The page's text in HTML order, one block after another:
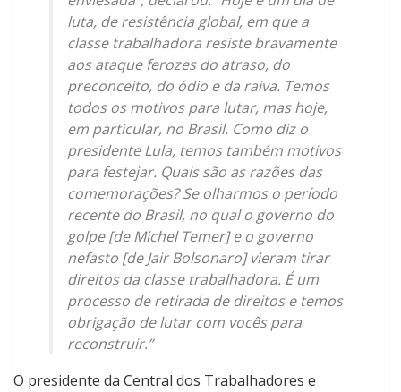
luta, de resistência global, em que a
classe trabalhadora resiste bravamente
aos ataque ferozes do atraso, do
preconceito, do ódio e da raiva. Temos
todos os motivos para lutar, mas hoje,
em particular, no Brasil. Como diz o
presidente Lula, temos também motivos
para festejar. Quais são as razões das
comemorações? Se olharmos o período
recente do Brasil, no qual o governo do
golpe [de Michel Temer] e o governo
nefasto [de Jair Bolsonaro] vieram tirar
direitos da classe trabalhadora. É um
processo de retirada de direitos e temos
obrigação de lutar com vocês para
reconstruir.”
O presidente da Central dos Trabalhadores e